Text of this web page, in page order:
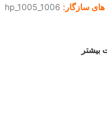
های سازگار:
بیشتر